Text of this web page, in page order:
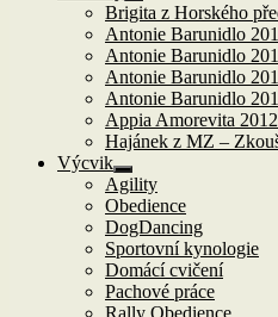
Zobrazit
podřazené
položky
Brigita z Horského
Antonie Barunidlo
Antonie Barunidlo
Antonie Barunidlo
Antonie Barunidlo
Appia Amorevita
Hajánek z MZ –
Výcvik
Zobrazit
podřazené
položky
Agility
Obedience
DogDancing
Sportovní kynologie
Domácí cvičení
Pachové práce
Rally Obedience